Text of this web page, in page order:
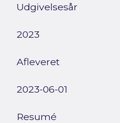
Udgivelsesår
2023
Afleveret
2023-06-01
Resumé